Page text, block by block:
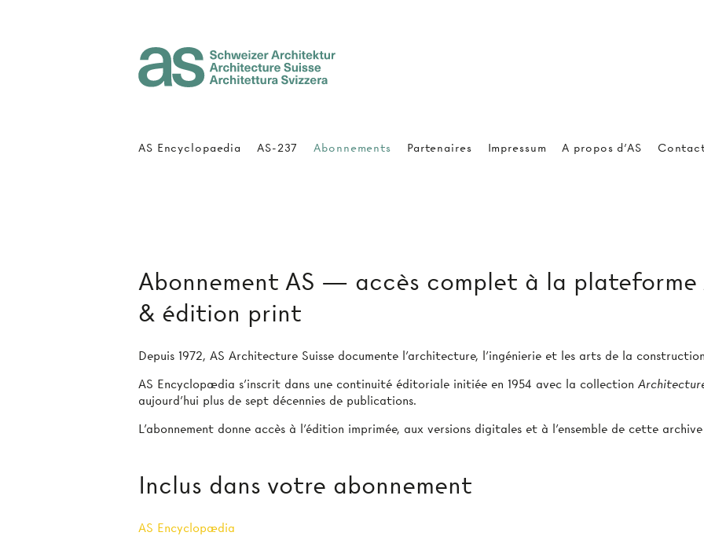
Abonnement AS — accès complet à la plateforme
& édition print
Depuis 1972, AS Architecture Suisse documente l’architecture, l’ingénierie et les arts de la
AS Encyclopædia s’inscrit dans une continuité éditoriale initiée en 1954 avec la collection
aujourd’hui plus de sept décennies de publications.
L’abonnement donne accès à l'édition imprimée, aux versions digitales et à l’ensemble de cette
Inclus dans votre abonnement
AS Encyclopædia
AS Encyclopaedia AS-237 Abonnements Partenaires Impressum A propos d'AS